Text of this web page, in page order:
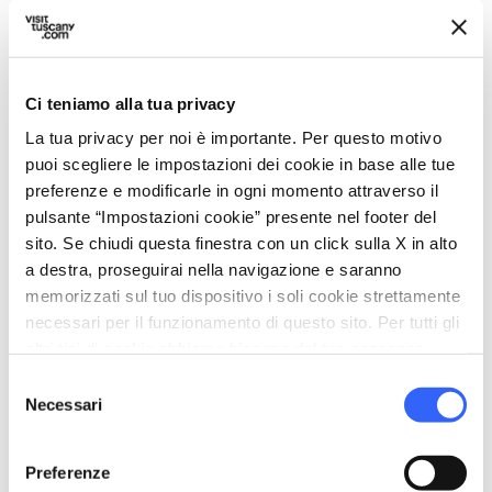
Ci teniamo alla tua privacy
La tua privacy per noi è importante. Per questo motivo
puoi scegliere le impostazioni dei cookie in base alle tue
preferenze e modificarle in ogni momento attraverso il
pulsante “Impostazioni cookie” presente nel footer del
sito. Se chiudi questa finestra con un click sulla X in alto
a destra, proseguirai nella navigazione e saranno
memorizzati sul tuo dispositivo i soli cookie strettamente
necessari per il funzionamento di questo sito. Per tutti gli
delNecessari
Preferenze
directions_bike Servizi bike
Area per il lavaggio bici
Ricovero sicuro per le bici
hiking Cammini
Lavanderia e asciugatura indumenti
Mappa dei percorsi
eco Vacanze sostenibili
Utilizza illuminazione a basso consumo